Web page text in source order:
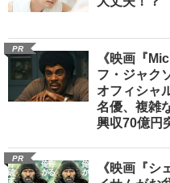
PR
《映画『
フ・ジャク
オフィシャ
名優、複雑
興収70億円
PR
《映画『シ